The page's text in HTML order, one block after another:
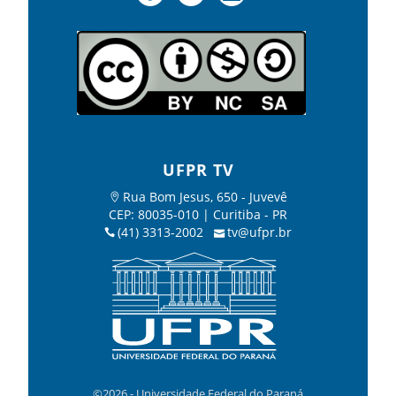
UFPR TV
Rua Bom Jesus, 650 - Juvevê
CEP: 80035-010 | Curitiba - PR
(41) 3313-2002
tv@ufpr.br